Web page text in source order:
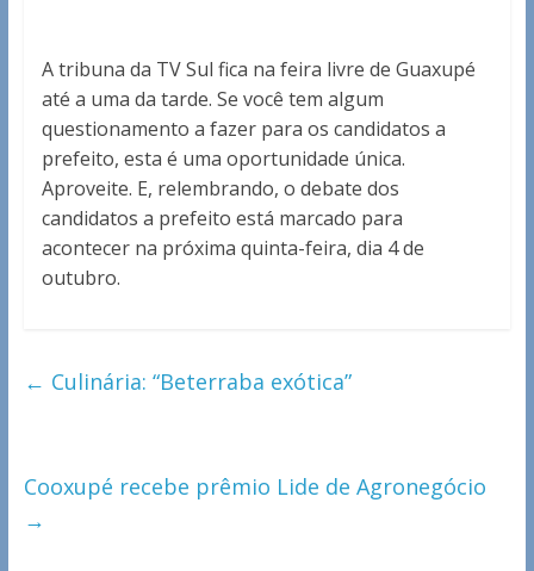
A tribuna da TV Sul fica na feira livre de Guaxupé
até a uma da tarde. Se você tem algum
questionamento a fazer para os candidatos a
prefeito, esta é uma oportunidade única.
Aproveite. E, relembrando, o debate dos
candidatos a prefeito está marcado para
acontecer na próxima quinta-feira, dia 4 de
outubro.
← Culinária: “Beterraba exótica”
Cooxupé recebe prêmio Lide de Agronegócio
→